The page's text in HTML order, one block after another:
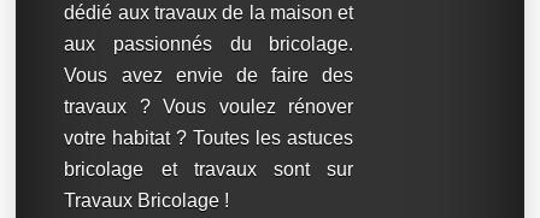
dédié aux travaux de la maison et
aux passionnés du bricolage.
Vous avez envie de faire des
travaux ? Vous voulez rénover
votre habitat ? Toutes les astuces
bricolage et travaux sont sur
Travaux Bricolage !